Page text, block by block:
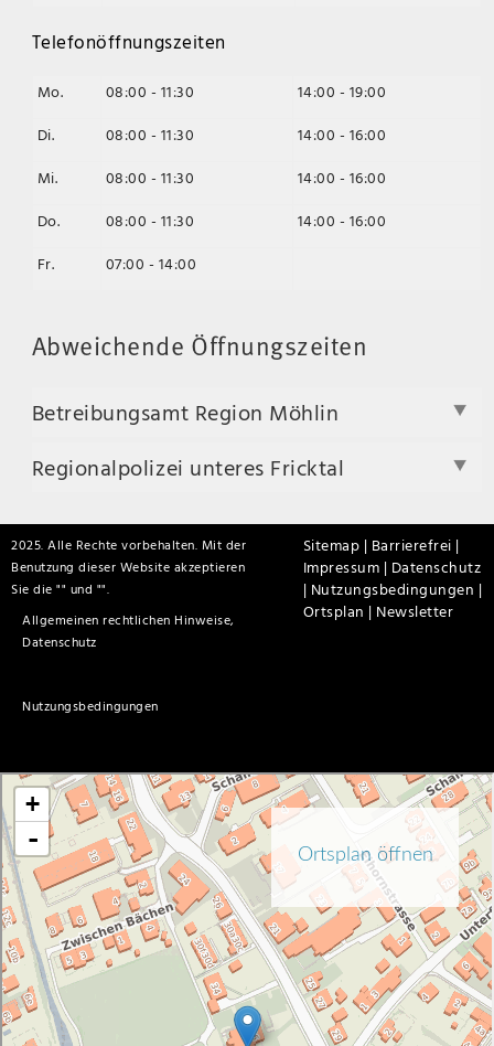
Telefonöffnungszeiten
Mo. 08:00 - 11:30
14:00 - 19:00
Di.
08:00 - 11:30
14:00 - 16:00
Mi.
08:00 - 11:30
14:00 - 16:00
Do.
08:00 - 11:30
14:00 - 16:00
Fr.
07:00 - 14:00
Abweichende Öffnungszeiten
Betreibungsamt Region Möhlin
Regionalpolizei unteres Fricktal
2025. Alle Rechte vorbehalten. Mit der
Benutzung dieser Website akzeptieren
Sie die "
Allgemeinen rechtlichen Hinweise,
Datenschutz
" und "
Nutzungsbedingungen
".
Sitemap | Barrierefrei |
Impressum | Datenschutz
| Nutzungsbedingungen |
Ortsplan | Newsletter